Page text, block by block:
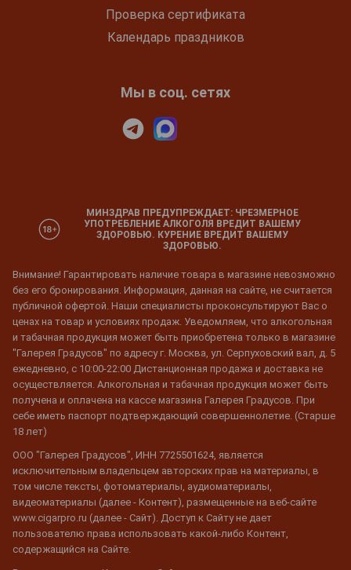
Проверка сертификата
Календарь праздников
Мы в соц. сетях
МИНЗДРАВ ПРЕДУПРЕЖДАЕТ: ЧРЕЗМЕРНОЕ
УПОТРЕБЛЕНИЕ АЛКОГОЛЯ ВРЕДИТ ВАШЕМУ
ЗДОРОВЬЮ. КУРЕНИЕ ВРЕДИТ ВАШЕМУ
ЗДОРОВЬЮ.
Внимание! Гарантировать наличие товара в магазине невозможно
без его бронирования. Информация, данная на сайте, не считается
публичной офертой. Наши специалисты проконсультируют Вас о
ценах на товар и условиях продаж. Уведомляем, что алкогольная
и табачная продукция может быть приобретена только в магазине
"Галерея Градусов" по адресу г. Москва, ул. Серпуховский вал, д. 5
ежедневно, с 10:00-22:00 Дистанционная продажа и доставка не
осуществляется. Алкогольная и табачная продукция может быть
получена и оплачена на кассе магазина Галерея Градусов. При
себе иметь паспорт подтверждающий совершеннолетие. (Старше
18 лет)
ООО "Галерея Градусов", ИНН 7725501624, является
исключительным владельцем авторских прав на материалы, в
том числе тексты, фотоматериалы, аудиоматериалы,
видеоматериалы (далее - Контент), размещенные на веб-сайте
www.cigarpro.ru (далее - Сайт). Доступ к Сайту не дает
пользователю права использовать какой-либо Контент,
содержащийся на Сайте.